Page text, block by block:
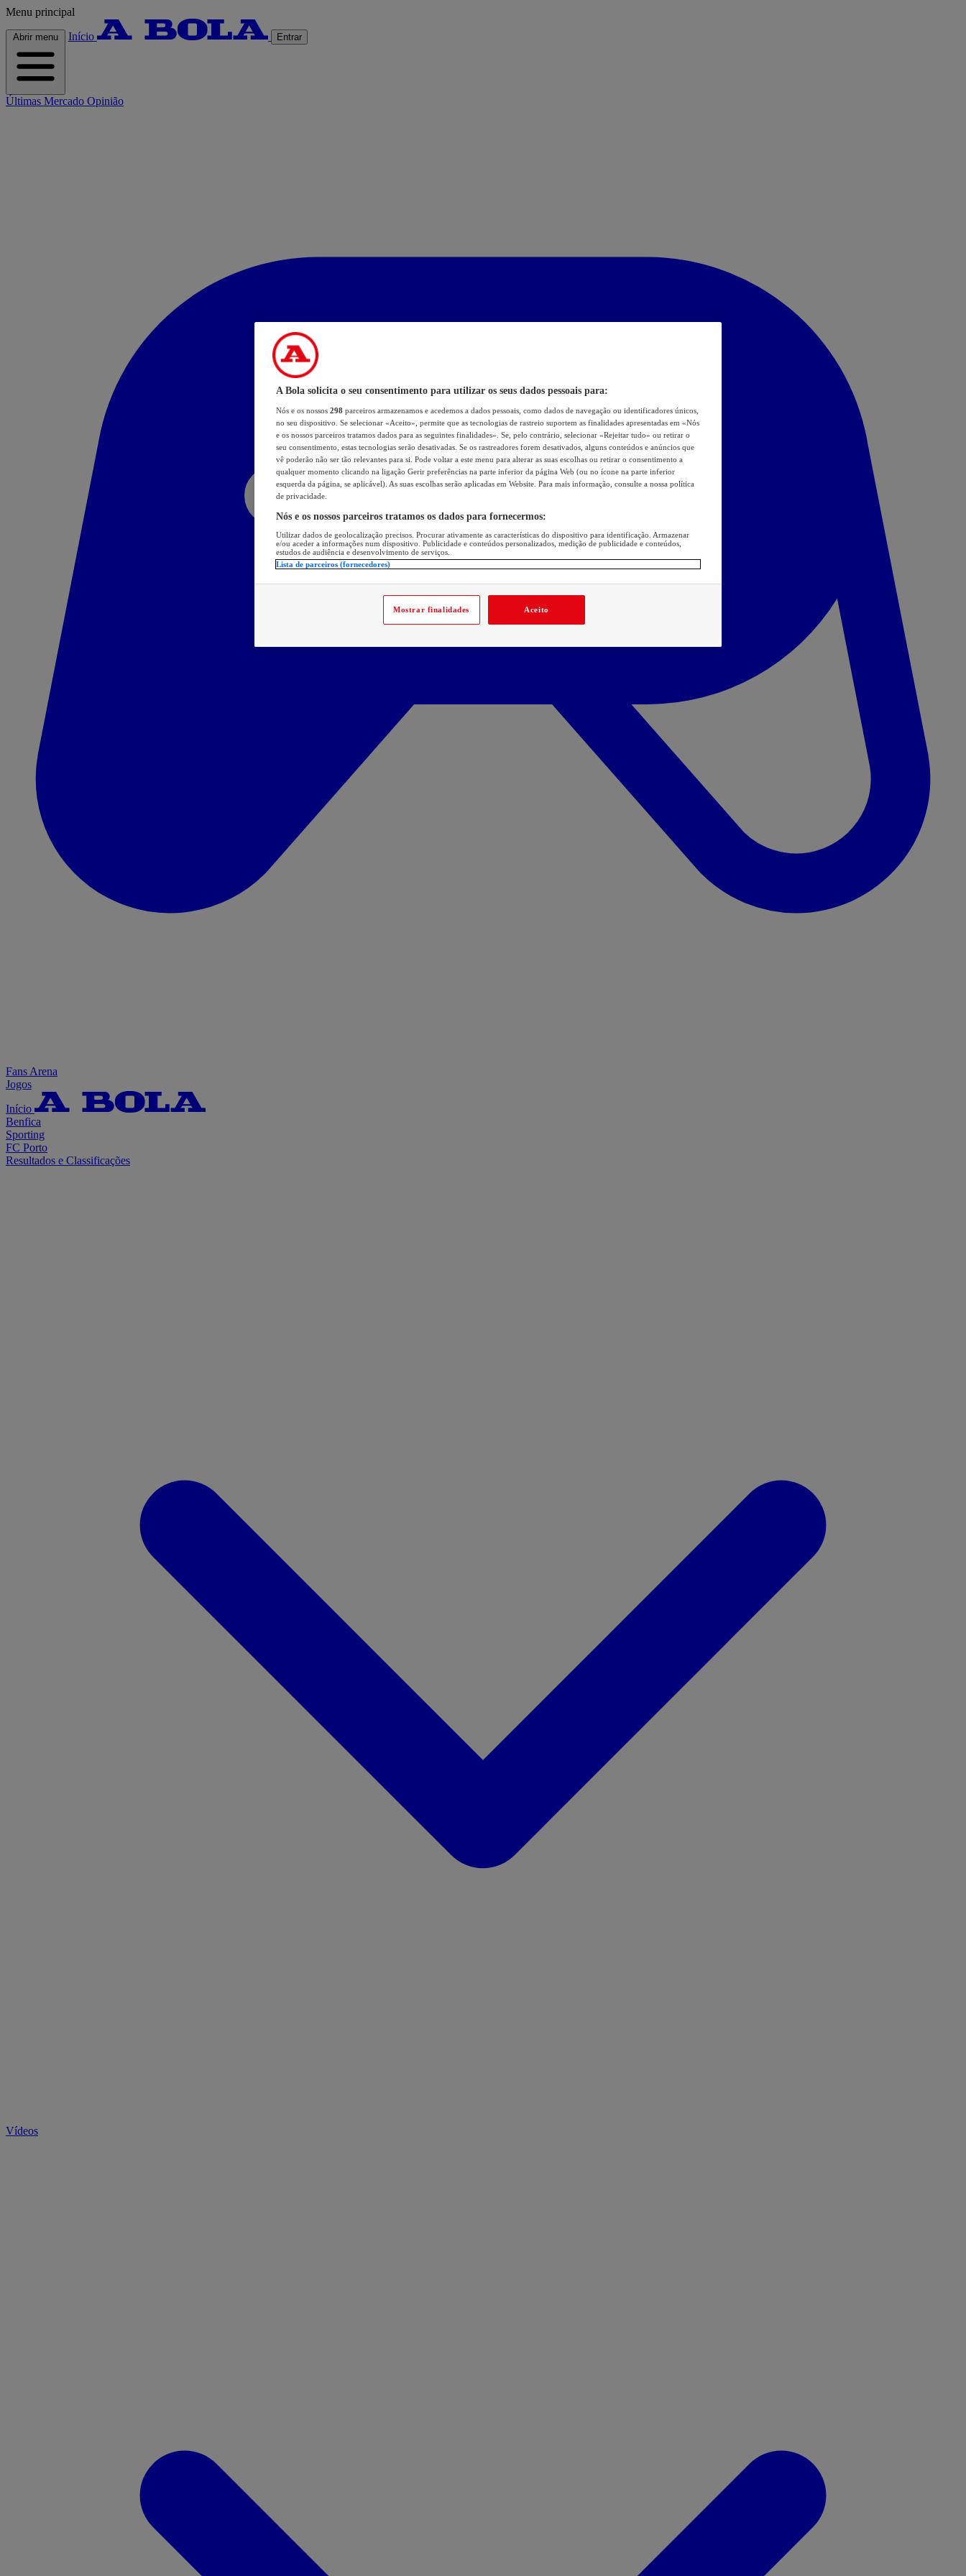
Menu principal
Abrir menu Início Entrar
Últimas Mercado Opinião
Fans Arena
Jogos
Início
Benfica
Sporting
FC Porto
Resultados e Classificações
Vídeos
A Bola solicita o seu consentimento para utilizar os seus dados pessoais para:
Nós e os nossos 298 parceiros armazenamos e acedemos a dados pessoais, como dados de navegação ou identificadores únicos,
no seu dispositivo. Se selecionar «Aceito», permite que as tecnologias de rastreio suportem as finalidades apresentadas em «Nós
e os nossos parceiros tratamos dados para as seguintes finalidades». Se, pelo contrário, selecionar «Rejeitar tudo» ou retirar o
seu consentimento, estas tecnologias serão desativadas. Se os rastreadores forem desativados, alguns conteúdos e anúncios que
vê poderão não ser tão relevantes para si. Pode voltar a este menu para alterar as suas escolhas ou retirar o consentimento a
qualquer momento clicando na ligação Gerir preferências na parte inferior da página Web (ou no ícone na parte inferior
esquerda da página, se aplicável). As suas escolhas serão aplicadas em Website. Para mais informação, consulte a nossa política
de privacidade.
Nós e os nossos parceiros tratamos os dados para fornecermos:
Utilizar dados de geolocalização precisos. Procurar ativamente as características do dispositivo para identificação. Armazenar
e/ou aceder a informações num dispositivo. Publicidade e conteúdos personalizados, medição de publicidade e conteúdos,
estudos de audiência e desenvolvimento de serviços.
Lista de parceiros (fornecedores)
Mostrar finalidades Aceito